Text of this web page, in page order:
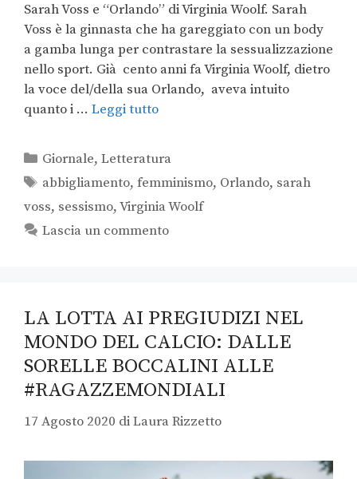
Sarah Voss e “Orlando” di Virginia Woolf. Sarah
Voss è la ginnasta che ha gareggiato con un body
a gamba lunga per contrastare la sessualizzazione
nello sport. Già cento anni fa Virginia Woolf, dietro
la voce del/della sua Orlando, aveva intuito
quanto i … Leggi tutto
Giornale,Letteratura
abbigliamento,femminismo, Orlando, sarah
voss, sessismo,Virginia Woolf
Lascia un commento
LA LOTTA AI PREGIUDIZI NEL
MONDO DEL CALCIO: DALLE
SORELLE BOCCALINI ALLE
#RAGAZZEMONDIALI
17 Agosto 2020 diLaura Rizzetto